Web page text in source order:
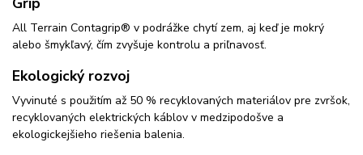
All Terrain Contagrip® v podrážke chytí zem, aj keď je mokrý
alebo šmykľavý, čím zvyšuje kontrolu a priľnavosť.
Ekologický rozvoj
Vyvinuté s použitím až 50 % recyklovaných materiálov pre zvršok,
recyklovaných elektrických káblov v medzipodošve a
ekologickejšieho riešenia balenia.